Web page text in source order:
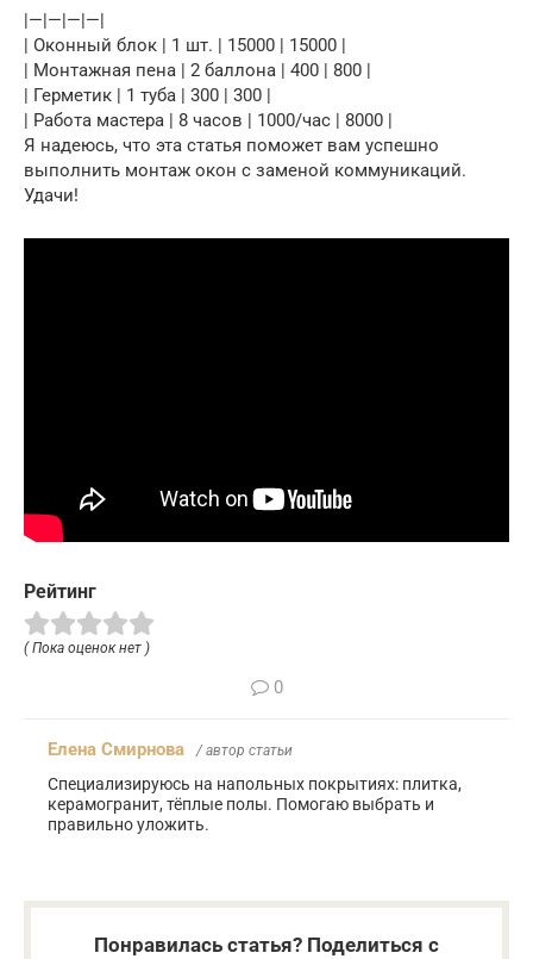
|—|—|—|—|
| Оконный блок | 1 шт. | 15000 | 15000 |
| Монтажная пена | 2 баллона | 400 | 800 |
| Герметик | 1 туба | 300 | 300 |
| Работа мастера | 8 часов | 1000/час | 8000 |
Я надеюсь, что эта статья поможет вам успешно
выполнить монтаж окон с заменой коммуникаций.
Удачи!
Рейтинг
( Пока оценок нет )
0
Елена Смирнова / автор статьи
Специализируюсь на напольных покрытиях: плитка,
керамогранит, тёплые полы. Помогаю выбрать и
правильно уложить.
Понравилась статья? Поделиться с